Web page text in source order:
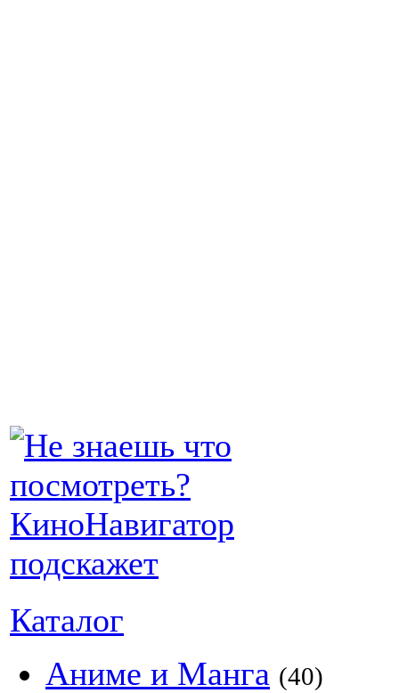
Каталог
Аниме и Манга (40)